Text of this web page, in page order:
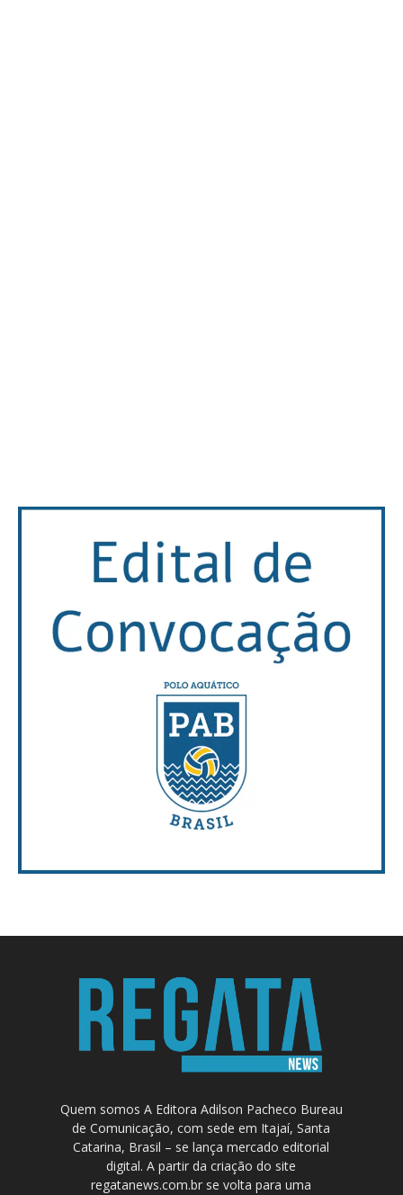
Quem somos A Editora Adilson Pacheco Bureau
de Comunicação, com sede em Itajaí, Santa
Catarina, Brasil – se lança mercado editorial
digital. A partir da criação do site
regatanews.com.br se volta para uma